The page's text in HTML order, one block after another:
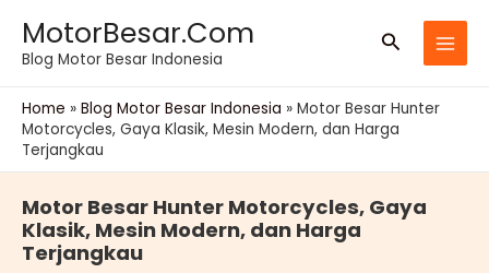
konten
MotorBesar.Com
Blog Motor Besar Indonesia
Cari
Home » Blog Motor Besar Indonesia » Motor Besar Hunter
Motorcycles, Gaya Klasik, Mesin Modern, dan Harga
Terjangkau
Motor Besar Hunter Motorcycles, Gaya
Klasik, Mesin Modern, dan Harga
Terjangkau